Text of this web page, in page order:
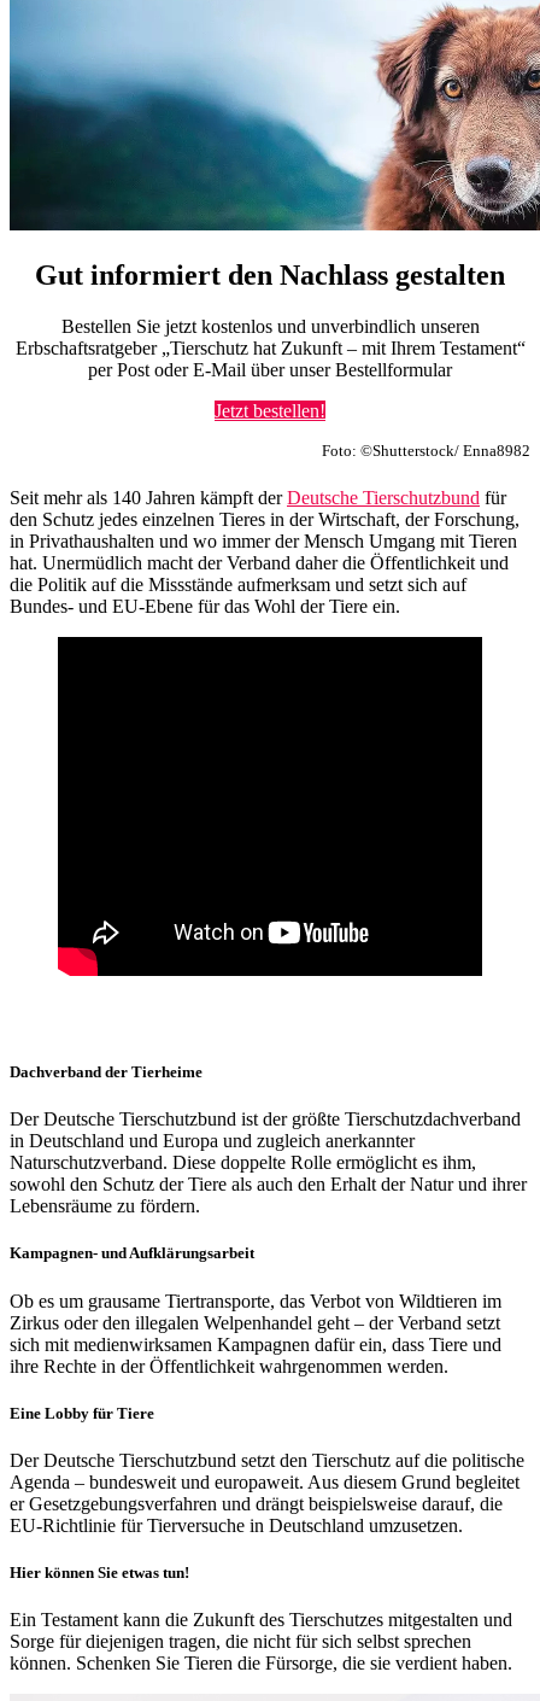
Gut informiert den Nachlass gestalten
Bestellen Sie jetzt kostenlos und unverbindlich unseren
Erbschaftsratgeber „Tierschutz hat Zukunft – mit Ihrem Testament“
per Post oder E-Mail über unser Bestellformular
Jetzt bestellen!
Foto: ©Shutterstock/ Enna8982
Seit mehr als 140 Jahren kämpft derDeutsche Tierschutzbund für
den Schutz jedes einzelnen Tieres in der Wirtschaft, der Forschung,
in Privathaushalten und wo immer der Mensch Umgang mit Tieren
hat. Unermüdlich macht der Verband daher die Öffentlichkeit und
die Politik auf die Missstände aufmerksam und setzt sich auf
Bundes- und EU-Ebene für das Wohl der Tiere ein.
Dachverband der Tierheime
Der Deutsche Tierschutzbund ist der größte Tierschutzdachverband
in Deutschland und Europa und zugleich anerkannter
Naturschutzverband. Diese doppelte Rolle ermöglicht es ihm,
sowohl den Schutz der Tiere als auch den Erhalt der Natur und ihrer
Lebensräume zu fördern.
Kampagnen- und Aufklärungsarbeit
Ob es um grausame Tiertransporte, das Verbot von Wildtieren im
Zirkus oder den illegalen Welpenhandel geht – der Verband setzt
sich mit medienwirksamen Kampagnen dafür ein, dass Tiere und
ihre Rechte in der Öffentlichkeit wahrgenommen werden.
Eine Lobby für Tiere
Der Deutsche Tierschutzbund setzt den Tierschutz auf die politische
Agenda – bundesweit und europaweit. Aus diesem Grund begleitet
er Gesetzgebungsverfahren und drängt beispielsweise darauf, die
EU-Richtlinie für Tierversuche in Deutschland umzusetzen.
Hier können Sie etwas tun!
Ein Testament kann die Zukunft des Tierschutzes mitgestalten und
Sorge für diejenigen tragen, die nicht für sich selbst sprechen
können. Schenken Sie Tieren die Fürsorge, die sie verdient haben.